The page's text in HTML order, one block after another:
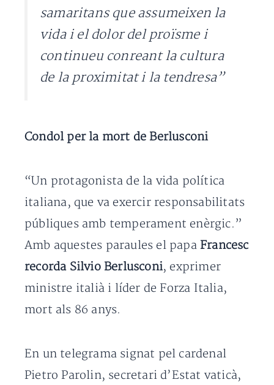
samaritans que assumeixen la
vida i el dolor del proïsme i
continueu conreant la cultura
de la proximitat i la tendresa”
Condol per la mort de Berlusconi
“Un protagonista de la vida política
italiana, que va exercir responsabilitats
públiques amb temperament enèrgic.”
Amb aquestes paraules el papa Francesc
recorda Silvio Berlusconi, exprimer
ministre italià i líder de Forza Italia,
mort als 86 anys.
En un telegrama signat pel cardenal
Pietro Parolin, secretari d’Estat vaticà,